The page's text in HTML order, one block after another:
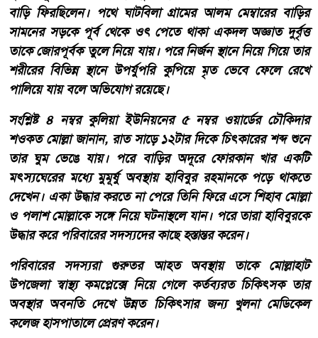
বাড়ি ফিরছিলেন। পথে ঘাটবিলা গ্রামের আলম মেম্বারের বাড়ির
সামনের সড়কে পূর্ব থেকে ওৎ পেতে থাকা একদল অজ্ঞাত দুর্বৃত্ত
তাকে জোরপূর্বক তুলে নিয়ে যায়। পরে নির্জন স্থানে নিয়ে গিয়ে তার
শরীরের বিভিন্ন স্থানে উপর্যুপরি কুপিয়ে মৃত ভেবে ফেলে রেখে
পালিয়ে যায় বলে অভিযোগ রয়েছে।
সংশ্লিষ্ট ৪ নম্বর কুলিয়া ইউনিয়নের ৫ নম্বর ওয়ার্ডের চৌকিদার
শওকত মোল্লা জানান, রাত সাড়ে ১২টার দিকে চিৎকারের শব্দ শুনে
তার ঘুম ভেঙে যায়। পরে বাড়ির অদূরে ফোরকান খার একটি
মৎস্যঘেরের মধ্যে মুমূর্ষু অবস্থায় হাবিবুর রহমানকে পড়ে থাকতে
দেখেন। একা উদ্ধার করতে না পেরে তিনি ফিরে এসে শিহাব মোল্লা
ও পলাশ মোল্লাকে সঙ্গে নিয়ে ঘটনাস্থলে যান। পরে তারা হাবিবুরকে
উদ্ধার করে পরিবারের সদস্যদের কাছে হস্তান্তর করেন।
পরিবারের সদস্যরা গুরুতর আহত অবস্থায় তাকে মোল্লাহাট
উপজেলা স্বাস্থ্য কমপ্লেক্সে নিয়ে গেলে কর্তব্যরত চিকিৎসক তার
অবস্থার অবনতি দেখে উন্নত চিকিৎসার জন্য খুলনা মেডিকেল
কলেজ হাসপাতালে প্রেরণ করেন।